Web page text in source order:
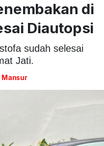
di
Diautopsi
sudah selesai
Jati.
Mansur